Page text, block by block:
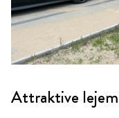
Attraktive